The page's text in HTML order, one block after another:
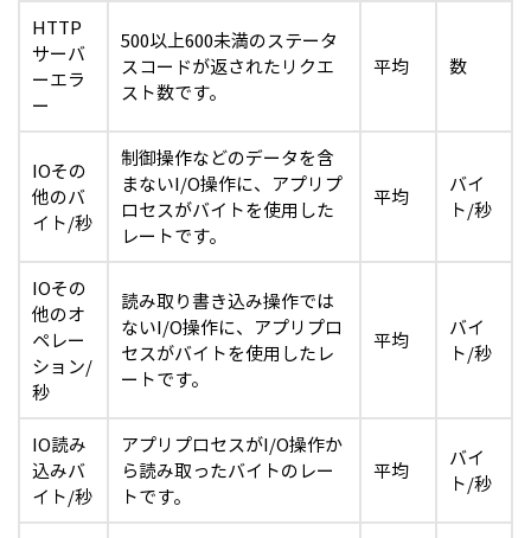
HTTP
サーバ
ーエラ
ー
500以上600未満のステータ
スコードが返されたリクエ
スト数です。
平均 数
IOその
他のバ
イト/秒
制御操作などのデータを含
まないI/O操作に、アプリプ
ロセスがバイトを使用した
レートです。
平均
バイ
ト/秒
IOその
他のオ
ペレー
ション/
秒
読み取り書き込み操作では
ないI/O操作に、アプリプロ
セスがバイトを使用したレ
ートです。
平均
バイ
ト/秒
IO読み
込みバ
イト/秒
アプリプロセスがI/O操作か
ら読み取ったバイトのレー
トです。
平均
バイ
ト/秒